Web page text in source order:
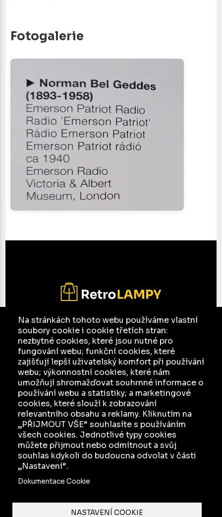
Na stránkách tohoto webu používáme vlastní
soubory cookie i cookie třetích stran:
nezbytné cookies, které jsou nutné pro
fungování webu; funkční cookies, které
zajišťují lepší uživatelský komfort při používání
webu; výkonnostní cookies, které nám
umožňují shromažďovat souhrnné informace o
používání webu a statistiky; a marketingové
cookies, které slouží k zobrazování
relevantního obsahu a reklamy. Kliknutím na
„PŘIJMOUT VŠE“ souhlasíte s používáním
všech cookies. Jednotlivé typy cookies
můžete přijmout nebo odmítnout a svůj
souhlas kdykoli do budoucna odvolat v části
„Nastavení“.
Dokumentace Cookie
NASTAVENÍ COOKIE
Fotogalerie
E-mail:jesso@seznam.cz
Facebook
Ochrana osobních údajů a jejich zpracování
KATALOG
INZERCE
O NÁS
JAK TO FUNGUJE